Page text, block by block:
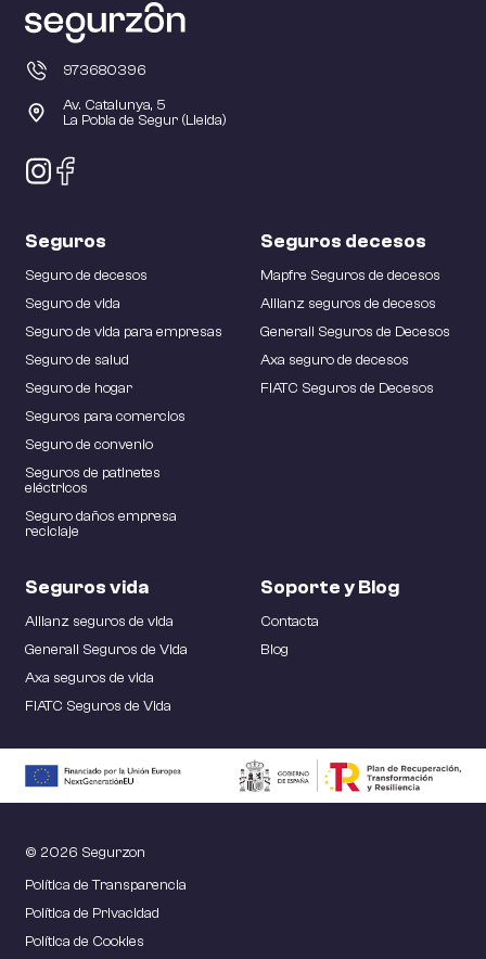
973680396
Av. Catalunya, 5
La Pobla de Segur (Lleida)
Seguros
Seguro de decesos
Seguro de vida
Seguro de vida para empresas
Seguro de salud
Seguro de hogar
Seguros para comercios
Seguro de convenio
Seguros de patinetes
eléctricos
Seguro daños empresa
reciclaje
Seguros decesos
Mapfre Seguros de decesos
Allianz seguros de decesos
Generali Seguros de Decesos
Axa seguro de decesos
FIATC Seguros de Decesos
Seguros vida
Allianz seguros de vida
Generali Seguros de Vida
Axa seguros de vida
FIATC Seguros de Vida
Soporte y Blog
Contacta
Blog
© 2026 Segurzon
Política de Transparencia
Política de Privacidad
Política de Cookies